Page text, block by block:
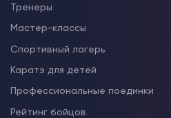
Тренеры
Мастер-классы
Спортивный лагерь
Каратэ для детей
Профессиональные поединки
Рейтинг бойцов